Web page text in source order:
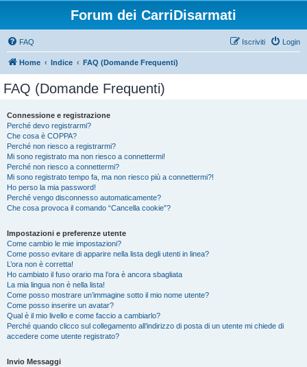
Forum dei CarriDisarmati
FAQ Login
Iscriviti
Home Indice FAQ (Domande Frequenti)
FAQ (Domande Frequenti)
Connessione e registrazione
Perché devo registrarmi?
Che cosa è COPPA?
Perché non riesco a registrarmi?
Mi sono registrato ma non riesco a connettermi!
Perché non riesco a connettermi?
Mi sono registrato tempo fa, ma non riesco più a connettermi?!
Ho perso la mia password!
Perché vengo disconnesso automaticamente?
Che cosa provoca il comando “Cancella cookie”?
Impostazioni e preferenze utente
Come cambio le mie impostazioni?
Come posso evitare di apparire nella lista degli utenti in linea?
L’ora non è corretta!
Ho cambiato il fuso orario ma l’ora è ancora sbagliata
La mia lingua non è nella lista!
Come posso mostrare un’immagine sotto il mio nome utente?
Come posso inserire un avatar?
Qual è il mio livello e come faccio a cambiarlo?
Perché quando clicco sul collegamento all’indirizzo di posta di un utente mi chiede di
accedere come utente registrato?
Invio Messaggi